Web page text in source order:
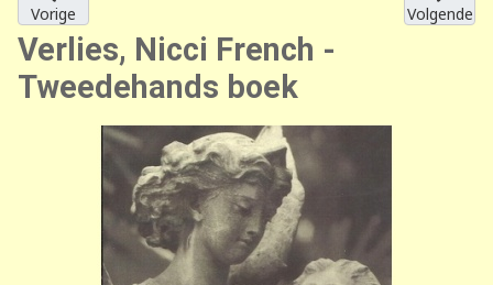
Vorige Volgende
Verlies, Nicci French -
Tweedehands boek